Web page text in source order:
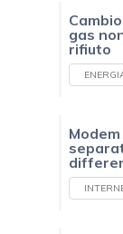
gas
rifiuto